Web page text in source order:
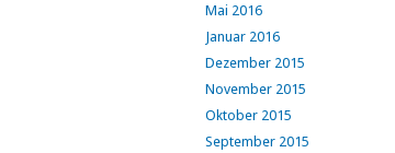
Mai 2016
Januar 2016
Dezember 2015
November 2015
Oktober 2015
September 2015